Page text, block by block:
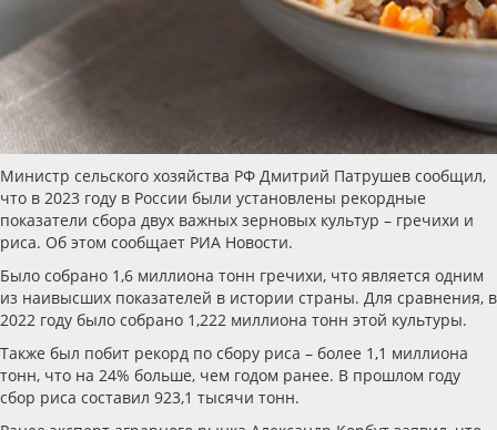
Министр сельского хозяйства РФ Дмитрий Патрушев сообщил,
что в 2023 году в России были установлены рекордные
показатели сбора двух важных зерновых культур – гречихи и
риса. Об этом сообщает РИА Новости.
Было собрано 1,6 миллиона тонн гречихи, что является одним
из наивысших показателей в истории страны. Для сравнения, в
2022 году было собрано 1,222 миллиона тонн этой культуры.
Также был побит рекорд по сбору риса – более 1,1 миллиона
тонн, что на 24% больше, чем годом ранее. В прошлом году
сбор риса составил 923,1 тысячи тонн.